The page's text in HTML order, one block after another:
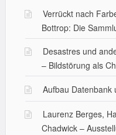
Verrückt nach
Bottrop: Die
Desastres und
– Bildstörung als
Aufbau Datenbank
Laurenz Berges,
Chadwick –